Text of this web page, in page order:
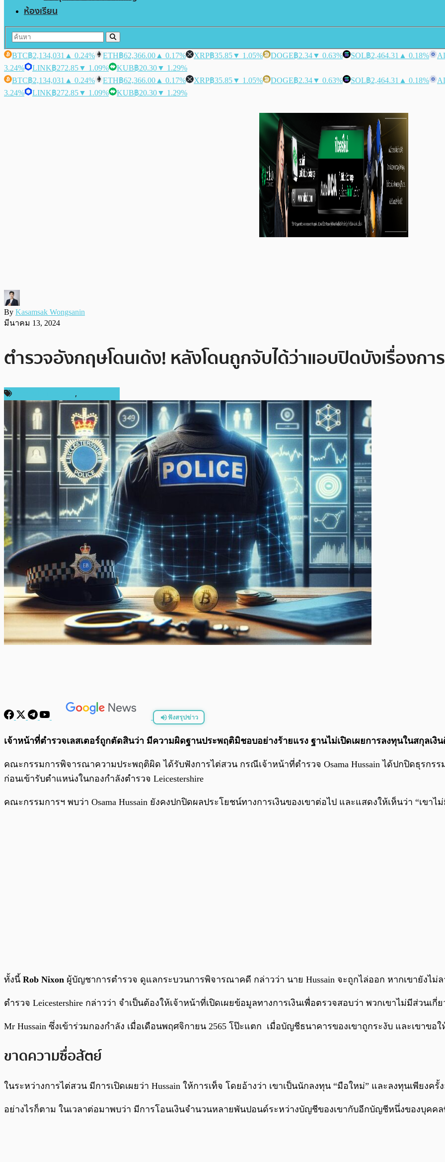
ห้องเรียน
BTC฿2,134,031 ▲ 0.24% ETH฿62,366.00 ▲ 0.17% XRP฿35.85▼ 1.05% DOGE฿2.34▼ 0.63% SOL฿2,464.31 ▲ 0.18%
3.24%
LINK฿272.85▼ 1.09% KUB฿20.30▼ 1.29%
BTC฿2,134,031 ▲ 0.24% ETH฿62,366.00 ▲ 0.17% XRP฿35.85▼ 1.05% DOGE฿2.34▼ 0.63% SOL฿2,464.31 ▲ 0.18%
3.24%
LINK฿272.85▼ 1.09% KUB฿20.30▼ 1.29%
By Kasamsak Wongsanin
มีนาคม 13, 2024
ตำรวจอังกฤษโดนเด้ง! หลังโดนถูกจับได้ว่าแอบปิดบังเรื่องกา
,
ฟังสรุปข่าว
พร้อมเล่น
เจ้าหน้าที่ตำรวจเลสเตอร์ถูกตัดสินว่า มีความผิดฐานประพฤติมิชอบอย่างร้ายแรง ฐานไม่เปิดเผยการลงทุนในสกุลเงิ
คณะกรรมการพิจารณาความประพฤติผิด ได้รับฟังการไต่สวน กรณีเจ้าหน้าที่ตำรวจ Osama Hussain ได้ปกปิดธุรกรร
ก่อนเข้ารับตำแหน่งในกองกำลังตำรวจ Leicestershire
คณะกรรมการฯ พบว่า Osama Hussain ยังคงปกปิดผลประโยชน์ทางการเงินของเขาต่อไป และแสดงให้เห็นว่า “เขา
ทั้งนี้ Rob Nixon ผู้บัญชาการตำรวจ ดูแลกระบวนการพิจารณาคดี กล่าวว่า นาย Hussain จะถูกไล่ออก หากเขายังไม่ล
ตำรวจ Leicestershire กล่าวว่า จำเป็นต้องให้เจ้าหน้าที่เปิดเผยข้อมูลทางการเงินเพื่อตรวจสอบว่า พวกเขาไม่มีส่วนเกี่
Mr Hussain ซึ่งเข้าร่วมกองกำลัง เมื่อเดือนพฤศจิกายน 2565 โป๊ะแตก เมื่อบัญชีธนาคารของเขาถูกระงับ และเขาข
ขาดความซื่อสัตย์
ในระหว่างการไต่สวน มีการเปิดเผยว่า Hussain ให้การเท็จ โดยอ้างว่า เขาเป็นนักลงทุน “มือใหม่” และลงทุนเพียงครั้
อย่างไรก็ตาม ในเวลาต่อมาพบว่า มีการโอนเงินจำนวนหลายพันปอนด์ระหว่างบัญชีของเขากับอีกบัญชีหนึ่งของบุคค